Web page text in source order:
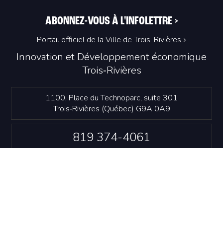
Innovation et Développement économique
Trois‑Rivières
1100, Place du Technoparc, suite 301
Trois‑Rivières (Québec) G9A 0A9
819 374-4061
ABONNEZ-VOUS À L'INFOLETTRE >
Portail officiel de la Ville de Trois-Rivières